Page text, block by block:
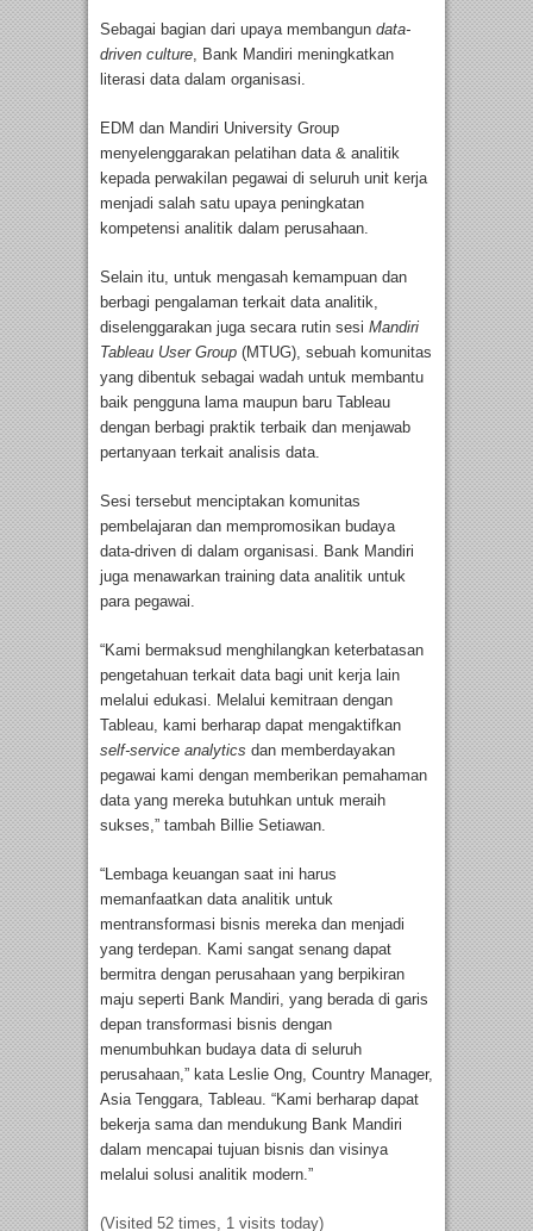
Sebagai bagian dari upaya membangun data-
driven culture , Bank Mandiri meningkatkan
literasi data dalam organisasi.
EDM dan Mandiri University Group
menyelenggarakan pelatihan data & analitik
kepada perwakilan pegawai di seluruh unit kerja
menjadi salah satu upaya peningkatan
kompetensi analitik dalam perusahaan.
Selain itu, untuk mengasah kemampuan dan
berbagi pengalaman terkait data analitik,
diselenggarakan juga secara rutin sesi Mandiri
Tableau User Group (MTUG), sebuah komunitas
yang dibentuk sebagai wadah untuk membantu
baik pengguna lama maupun baru Tableau
dengan berbagi praktik terbaik dan menjawab
pertanyaan terkait analisis data.
Sesi tersebut menciptakan komunitas
pembelajaran dan mempromosikan budaya
data-driven di dalam organisasi. Bank Mandiri
juga menawarkan training data analitik untuk
para pegawai.
“Kami bermaksud menghilangkan keterbatasan
pengetahuan terkait data bagi unit kerja lain
melalui edukasi. Melalui kemitraan dengan
Tableau, kami berharap dapat mengaktifkan
self-service analytics dan memberdayakan
pegawai kami dengan memberikan pemahaman
data yang mereka butuhkan untuk meraih
sukses,” tambah Billie Setiawan.
“Lembaga keuangan saat ini harus
memanfaatkan data analitik untuk
mentransformasi bisnis mereka dan menjadi
yang terdepan. Kami sangat senang dapat
bermitra dengan perusahaan yang berpikiran
maju seperti Bank Mandiri, yang berada di garis
depan transformasi bisnis dengan
menumbuhkan budaya data di seluruh
perusahaan,” kata Leslie Ong, Country Manager,
Asia Tenggara, Tableau. “Kami berharap dapat
bekerja sama dan mendukung Bank Mandiri
dalam mencapai tujuan bisnis dan visinya
melalui solusi analitik modern.”
(Visited 52 times, 1 visits today)